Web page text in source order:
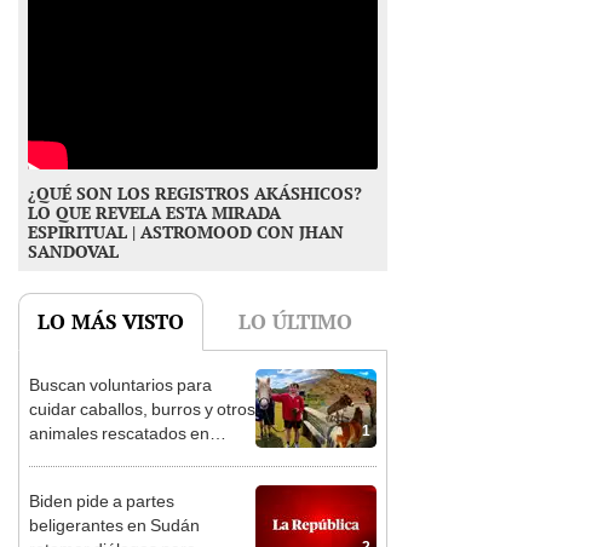
¿QUÉ SON LOS REGISTROS AKÁSHICOS?
LO QUE REVELA ESTA MIRADA
ESPIRITUAL | ASTROMOOD CON JHAN
SANDOVAL
LO MÁS VISTO LO ÚLTIMO
1
Buscan voluntarios para
cuidar caballos, burros y otros
animales rescatados en
Biden pide a partes
beligerantes en Sudán